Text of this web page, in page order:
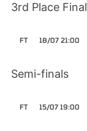
3rd Place Final
18/07 21:00
FT
Semi-finals
15/07 19:00
FT